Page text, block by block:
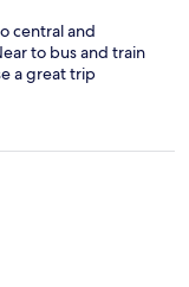
central and
to bus and train
a great trip